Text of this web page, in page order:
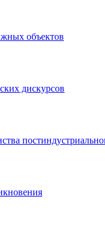
объектов
дискурсов